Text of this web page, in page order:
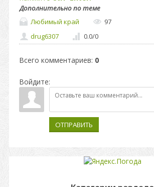
Дополнительно по теме
Любимый край
97
drug6307
0.0/0
Всего комментариев: 0
Войдите:
ОТПРАВИТЬ